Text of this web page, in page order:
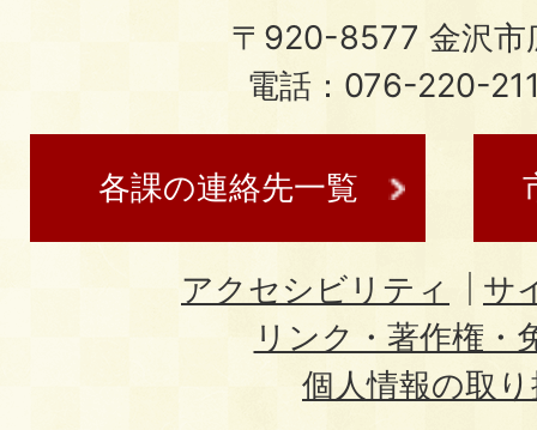
〒920-8577 金沢市
電話：076-220-
各課の連絡先一覧
アクセシビリティ
サ
リンク・著作権・
個人情報の取